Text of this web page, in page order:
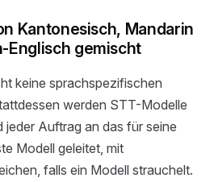
Kantonesisch, Mandarin
Englisch gemischt
keine sprachspezifischen
werden STT-Modelle
jeder Auftrag an das für seine
Modell geleitet, mit
falls ein Modell strauchelt.